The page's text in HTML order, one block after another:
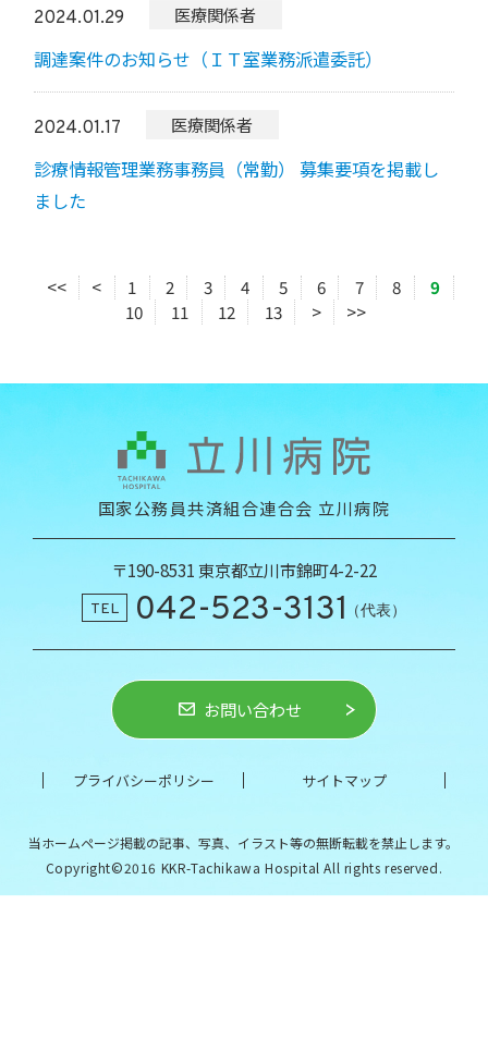
2024.01.29 医療関係者
調達案件のお知らせ（ＩＴ室業務派遣委託）
2024.01.17 医療関係者
診療情報管理業務事務員（常勤） 募集要項を掲載し
ました
<< < 1 2 3 4 5 6 7 8
9
10
11 12 13 > >>
国家公務員共済組合連合会 立川病院
〒190-8531 東京都立川市錦町4-2-22
TEL 042-523-3131 （代表）
お問い合わせ
プライバシーポリシー サイトマップ
当ホームページ掲載の記事、写真、イラスト等の無断転載を禁止します。
Copyright©2016 KKR-Tachikawa Hospital All rights reserved.